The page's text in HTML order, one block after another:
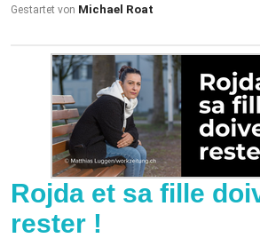
für Ausländische Unternehmen
den Bahnweg zu passieren , was
Strassenverkehr zu Entlastungen
Gestartet von Michael Roat
Rojda et sa fille
rester !